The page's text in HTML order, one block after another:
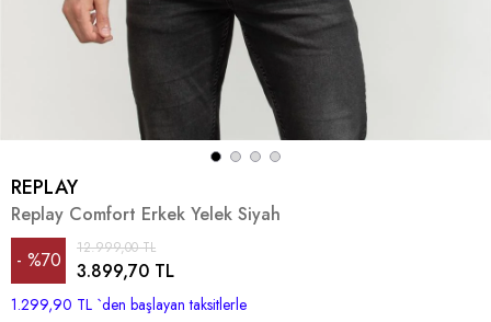
REPLAY
Replay Comfort Erkek Yelek Siyah
%70
İndirim
12.999,00 TL
3.899,70 TL
1.299,90 TL `den başlayan taksitlerle